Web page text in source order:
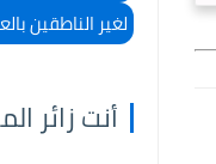
لغير الناطقين
أنت زائر